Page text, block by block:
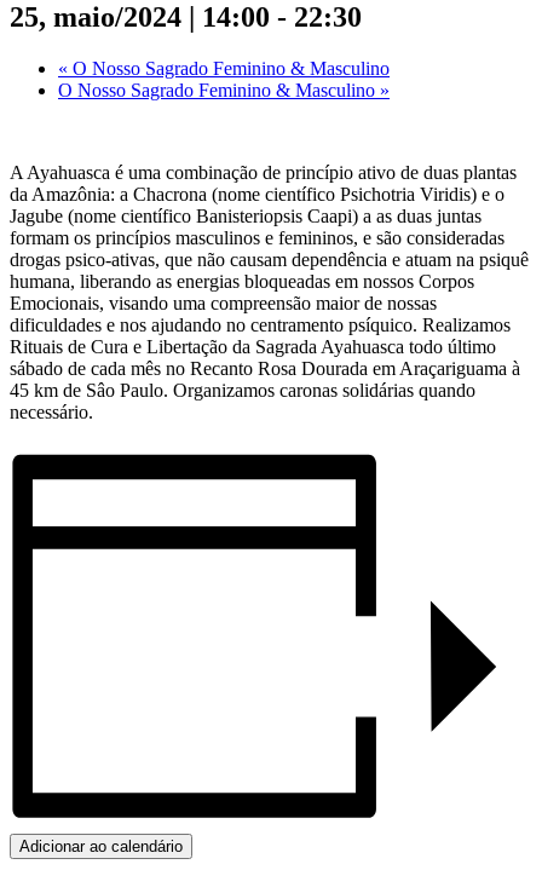
25, maio/2024 | 14:00 - 22:30
« O Nosso Sagrado Feminino & Masculino
O Nosso Sagrado Feminino & Masculino »
A Ayahuasca é uma combinação de princípio ativo de duas plantas
da Amazônia: a Chacrona (nome científico Psichotria Viridis) e o
Jagube (nome científico Banisteriopsis Caapi) a as duas juntas
formam os princípios masculinos e femininos, e são consideradas
drogas psico-ativas, que não causam dependência e atuam na psiquê
humana, liberando as energias bloqueadas em nossos Corpos
Emocionais, visando uma compreensão maior de nossas
dificuldades e nos ajudando no centramento psíquico. Realizamos
Rituais de Cura e Libertação da Sagrada Ayahuasca todo último
sábado de cada mês no Recanto Rosa Dourada em Araçariguama à
45 km de Sâo Paulo. Organizamos caronas solidárias quando
necessário.
Adicionar ao calendário